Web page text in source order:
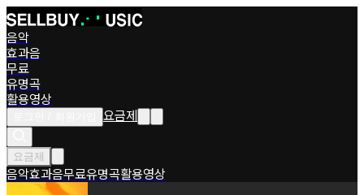
음악
효과음
무료
유명곡
활용영상
요금제
요금제
음악효과음무료유명곡활용영상